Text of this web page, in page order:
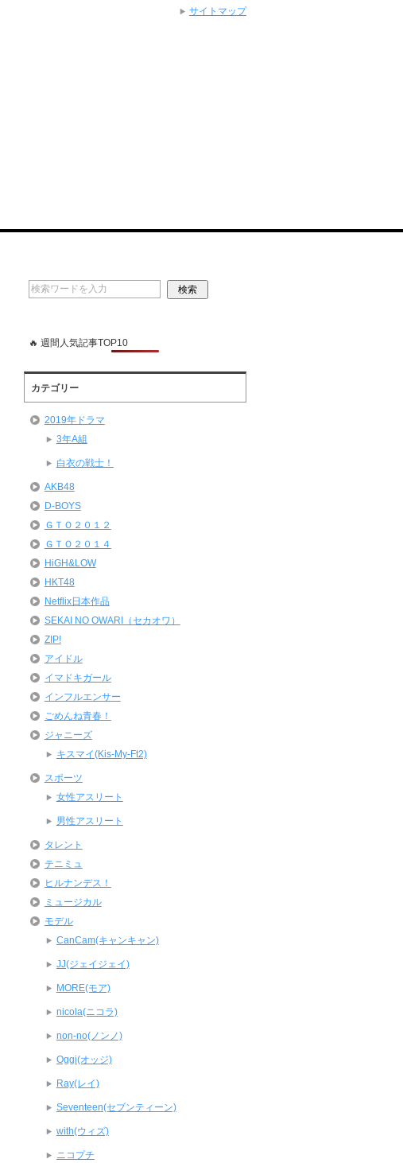
🔥 週間人気記事TOP10
カテゴリー
2019年ドラマ
3年A組
白衣の戦士！
AKB48
D-BOYS
ＧＴＯ２０１２
ＧＴＯ２０１４
HiGH&LOW
HKT48
Netflix日本作品
SEKAI NO OWARI（セカオワ）
ZIP!
アイドル
イマドキガール
インフルエンサー
ごめんね青春！
ジャニーズ
キスマイ(Kis-My-Ft2)
スポーツ
女性アスリート
男性アスリート
タレント
テニミュ
ヒルナンデス！
ミュージカル
モデル
CanCam(キャンキャン)
JJ(ジェイジェイ)
MORE(モア)
nicola(ニコラ)
non-no(ノンノ)
Oggi(オッジ)
Ray(レイ)
Seventeen(セブンティーン)
with(ウィズ)
ニコプチ
サイトマップ